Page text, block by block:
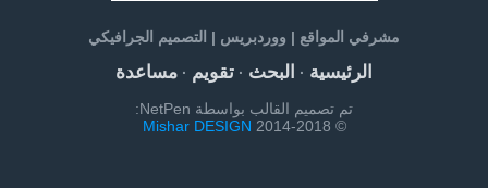
مشرفي المواقع | ووردبريس | التصميم الجرافيكي
الرئيسية· البحث· تقويم· مساعدة
تم تصميم القالب بواسطة NetPen:
© 2014-2018
Mishar DESIGN